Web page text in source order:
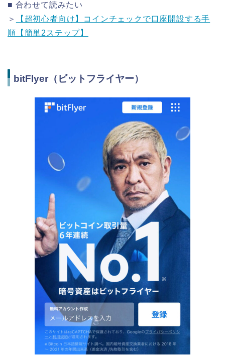
■ 合わせて読みたい
＞
【超初心者向け】コインチェックで口座開設する手
順【簡単2ステップ】
bitFlyer（ビットフライヤー）